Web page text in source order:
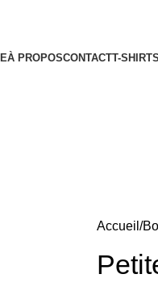
À PROPOSCONTACTT-
Accueil